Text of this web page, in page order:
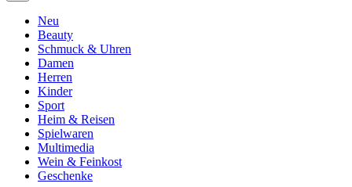
Neu
Beauty
Schmuck & Uhren
Damen
Herren
Kinder
Sport
Heim & Reisen
Spielwaren
Multimedia
Wein & Feinkost
Geschenke